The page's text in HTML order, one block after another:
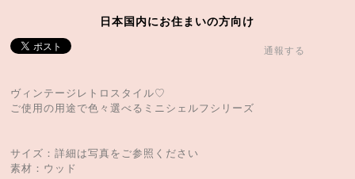
日本国内にお住まいの方向け
通報する
ヴィンテージレトロスタイル♡
ご使用の用途で色々選べるミニシェルフシリーズ
サイズ：詳細は写真をご参照ください
素材：ウッド